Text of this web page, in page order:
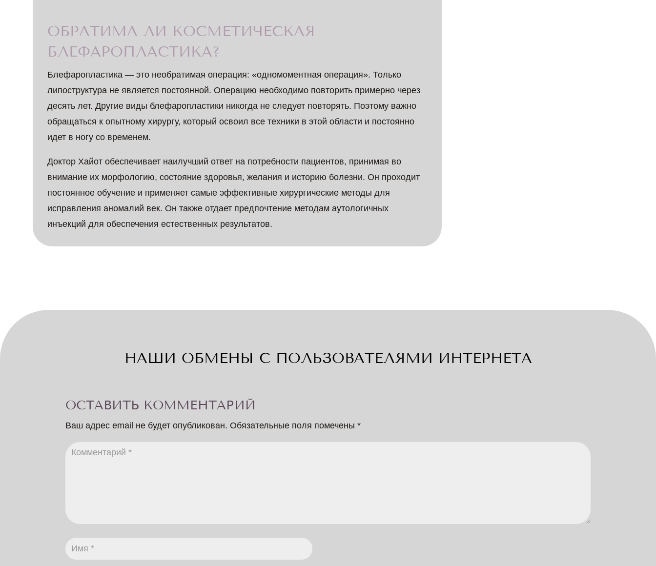
ОБРАТИМА ЛИ КОСМЕТИЧЕСКАЯ
БЛЕФАРОПЛАСТИКА?
Блефаропластика — это необратимая операция: «одномоментная операция». Только
липоструктура не является постоянной. Операцию необходимо повторить примерно через
десять лет. Другие виды блефаропластики никогда не следует повторять. Поэтому важно
обращаться к опытному хирургу, который освоил все техники в этой области и постоянно
идет в ногу со временем.
Доктор Хайот обеспечивает наилучший ответ на потребности пациентов, принимая во
внимание их морфологию, состояние здоровья, желания и историю болезни. Он проходит
постоянное обучение и применяет самые эффективные хирургические методы для
исправления аномалий век. Он также отдает предпочтение методам аутологичных
инъекций для обеспечения естественных результатов.
НАШИ ОБМЕНЫ С ПОЛЬЗОВАТЕЛЯМИ ИНТЕРНЕТА
ОСТАВИТЬ КОММЕНТАРИЙ
Ваш адрес email не будет опубликован. Обязательные поля помечены*